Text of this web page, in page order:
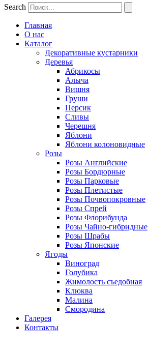
Search
Главная
О нас
Каталог
Декоративные кустарники
Деревья
Абрикосы
Алыча
Вишня
Груши
Персик
Сливы
Черешня
Яблони
Яблони колоновидные
Розы
Розы Английские
Розы Бордюрные
Розы Парковые
Розы Плетистые
Розы Почвопокровные
Розы Спрей
Розы Флорибунда
Розы Чайно-гибридные
Розы Шрабы
Розы Японские
Ягоды
Виноград
Голубика
Жимолость съедобная
Клюква
Малина
Смородина
Галерея
Контакты